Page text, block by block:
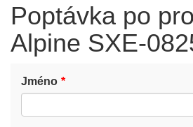
Poptávka po
Alpine SXE-
Jméno